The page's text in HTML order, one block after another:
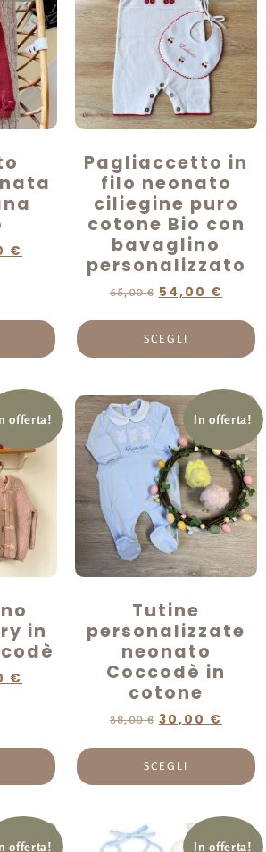
€
Pagliaccetto in
filo neonato
ciliegine puro
cotone Bio con
bavaglino
personalizzato
65,00€ 54,00 €
SCEGLI
offerta!
in
€
In offerta!
Tutine
personalizzate
neonato
Coccodè in
cotone
38,00€ 30,00 €
SCEGLI
offerta! In offerta!